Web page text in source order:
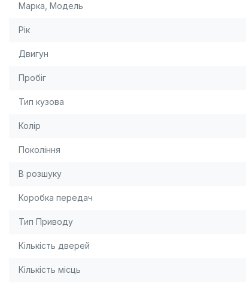
Марка, Модель
Рік
Двигун
Пробіг
Тип кузова
Колір
Покоління
В розшуку
Коробка передач
Тип Приводу
Кількість дверей
Кількість місць